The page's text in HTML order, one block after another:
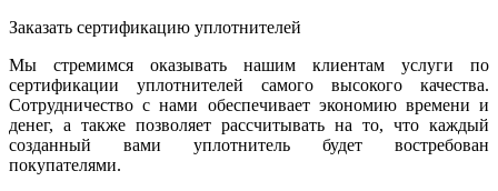
Заказать сертификацию уплотнителей
Мы стремимся оказывать нашим клиентам услуги по
сертификации уплотнителей самого высокого качества.
Сотрудничество с нами обеспечивает экономию времени и
денег, а также позволяет рассчитывать на то, что каждый
созданный вами уплотнитель будет востребован
покупателями.